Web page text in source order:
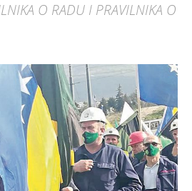
O RADU I PRAVILNIKA O